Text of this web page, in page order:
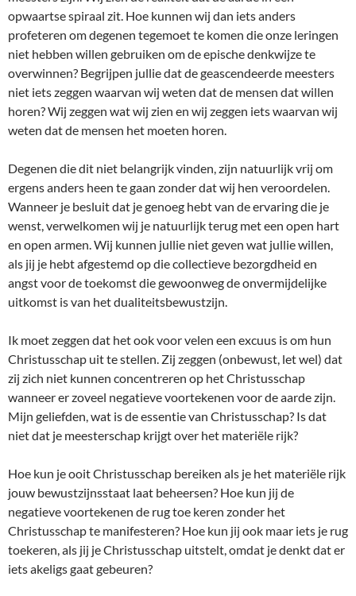
opwaartse spiraal zit. Hoe kunnen wij dan iets anders
profeteren om degenen tegemoet te komen die onze leringen
niet hebben willen gebruiken om de epische denkwijze te
overwinnen? Begrijpen jullie dat de geascendeerde meesters
niet iets zeggen waarvan wij weten dat de mensen dat willen
horen? Wij zeggen wat wij zien en wij zeggen iets waarvan wij
weten dat de mensen het moeten horen.
Degenen die dit niet belangrijk vinden, zijn natuurlijk vrij om
ergens anders heen te gaan zonder dat wij hen veroordelen.
Wanneer je besluit dat je genoeg hebt van de ervaring die je
wenst, verwelkomen wij je natuurlijk terug met een open hart
en open armen. Wij kunnen jullie niet geven wat jullie willen,
als jij je hebt afgestemd op die collectieve bezorgdheid en
angst voor de toekomst die gewoonweg de onvermijdelijke
uitkomst is van het dualiteitsbewustzijn.
Ik moet zeggen dat het ook voor velen een excuus is om hun
Christusschap uit te stellen. Zij zeggen (onbewust, let wel) dat
zij zich niet kunnen concentreren op het Christusschap
wanneer er zoveel negatieve voortekenen voor de aarde zijn.
Mijn geliefden, wat is de essentie van Christusschap? Is dat
niet dat je meesterschap krijgt over het materiële rijk?
Hoe kun je ooit Christusschap bereiken als je het materiële rijk
jouw bewustzijnsstaat laat beheersen? Hoe kun jij de
negatieve voortekenen de rug toe keren zonder het
Christusschap te manifesteren? Hoe kun jij ook maar iets je rug
toekeren, als jij je Christusschap uitstelt, omdat je denkt dat er
iets akeligs gaat gebeuren?